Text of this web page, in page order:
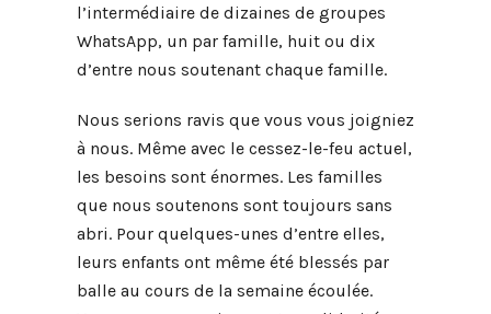
l’intermédiaire de dizaines de groupes
WhatsApp, un par famille, huit ou dix
d’entre nous soutenant chaque famille.
Nous serions ravis que vous vous joigniez
à nous. Même avec le cessez-le-feu actuel,
les besoins sont énormes. Les familles
que nous soutenons sont toujours sans
abri. Pour quelques-unes d’entre elles,
leurs enfants ont même été blessés par
balle au cours de la semaine écoulée.